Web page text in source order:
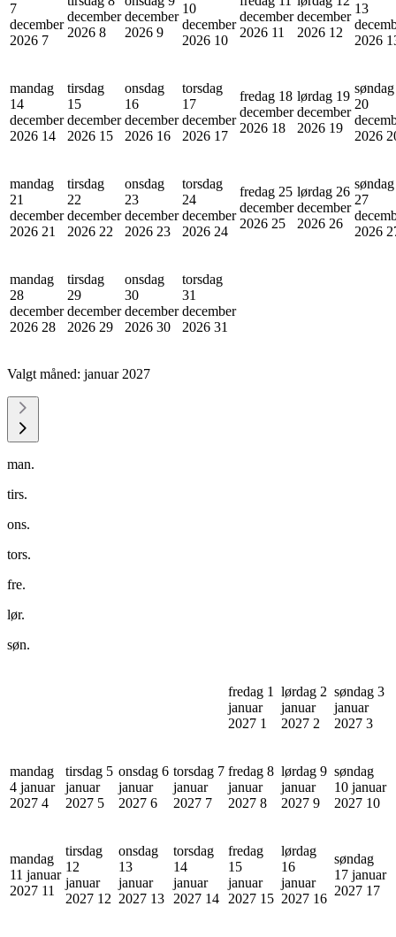
7
december
2026 7
december
2026 8
december
2026 9
10
december
2026 10
december
2026 11
december
2026 12
13
2026
mandag
14
december
2026 14
tirsdag
15
december
2026 15
onsdag
16
december
2026 16
torsdag
17
december
2026 17
fredag 18
december
2026 18
lørdag 19
december
2026 19
søndag
20
2026
mandag
21
december
2026 21
tirsdag
22
december
2026 22
onsdag
23
december
2026 23
torsdag
24
december
2026 24
fredag 25
december
2026 25
lørdag 26
december
2026 26
søndag
27
2026
mandag
28
december
2026 28
tirsdag
29
december
2026 29
onsdag
30
december
2026 30
torsdag
31
december
2026 31
Valgt måned: januar 2027
man.
tirs.
ons.
tors.
fre.
lør.
søn.
fredag 1
januar
2027 1
lørdag 2
januar
2027 2
søndag 3
januar
2027 3
mandag
4 januar
2027 4
tirsdag 5
januar
2027 5
onsdag 6
januar
2027 6
torsdag 7
januar
2027 7
fredag 8
januar
2027 8
lørdag 9
januar
2027 9
søndag
10 januar
2027 10
mandag
11 januar
2027 11
tirsdag
12
januar
2027 12
onsdag
13
januar
2027 13
torsdag
14
januar
2027 14
fredag
15
januar
2027 15
lørdag
16
januar
2027 16
søndag
17 januar
2027 17